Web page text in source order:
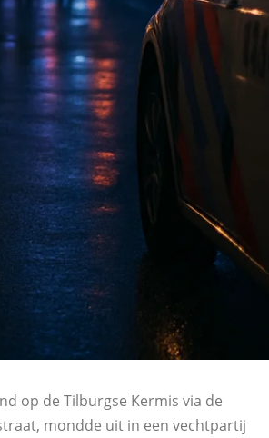
op de Tilburgse Kermis via de
mondde uit in een vechtpartij